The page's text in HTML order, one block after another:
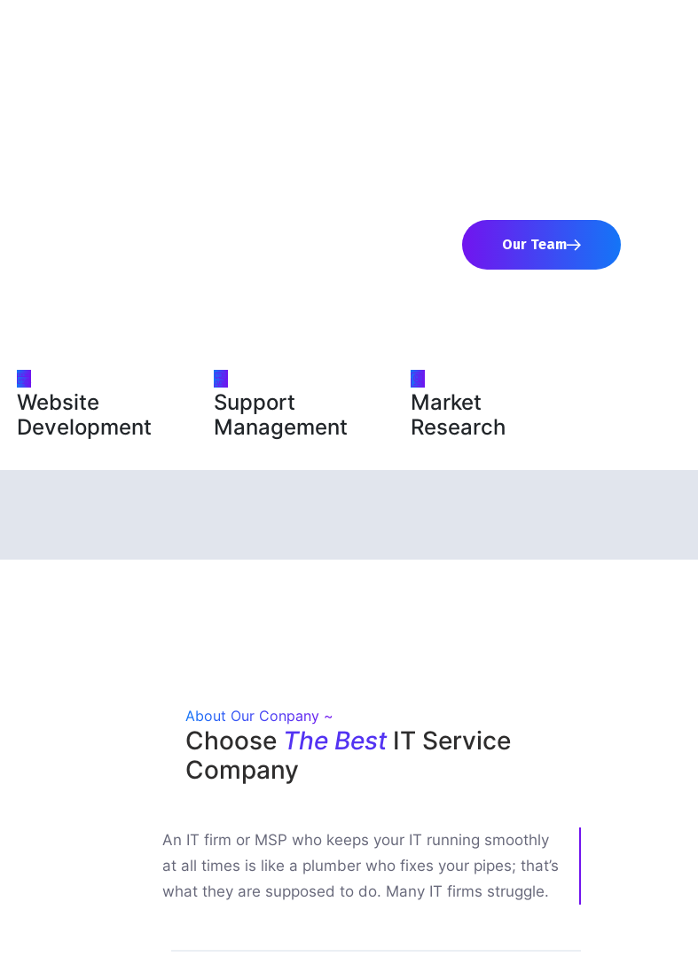
Our Team
Website
Development
Support
Management
Market
Research
About Our Conpany ~
Choose The Best IT Service
Company
An IT firm or MSP who keeps your IT running smoothly
at all times is like a plumber who fixes your pipes; that’s
what they are supposed to do. Many IT firms struggle.